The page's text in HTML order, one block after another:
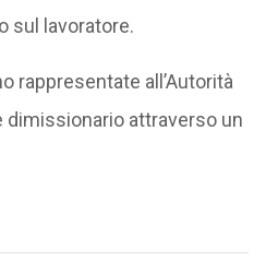
sul lavoratore.
rappresentate all’Autorità
attraverso un